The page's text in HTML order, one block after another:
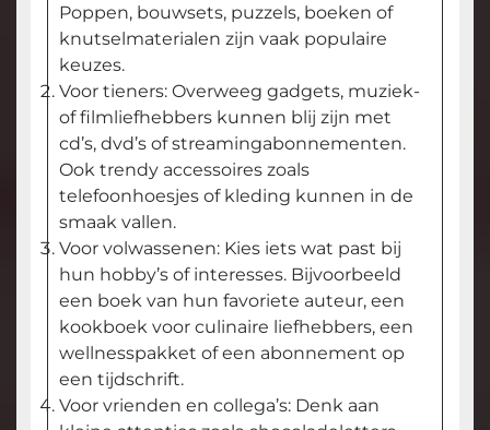
Poppen, bouwsets, puzzels, boeken of
knutselmaterialen zijn vaak populaire
keuzes.
Voor tieners: Overweeg gadgets, muziek-
of filmliefhebbers kunnen blij zijn met
cd’s, dvd’s of streamingabonnementen.
Ook trendy accessoires zoals
telefoonhoesjes of kleding kunnen in de
smaak vallen.
Voor volwassenen: Kies iets wat past bij
hun hobby’s of interesses. Bijvoorbeeld
een boek van hun favoriete auteur, een
kookboek voor culinaire liefhebbers, een
wellnesspakket of een abonnement op
een tijdschrift.
Voor vrienden en collega’s: Denk aan